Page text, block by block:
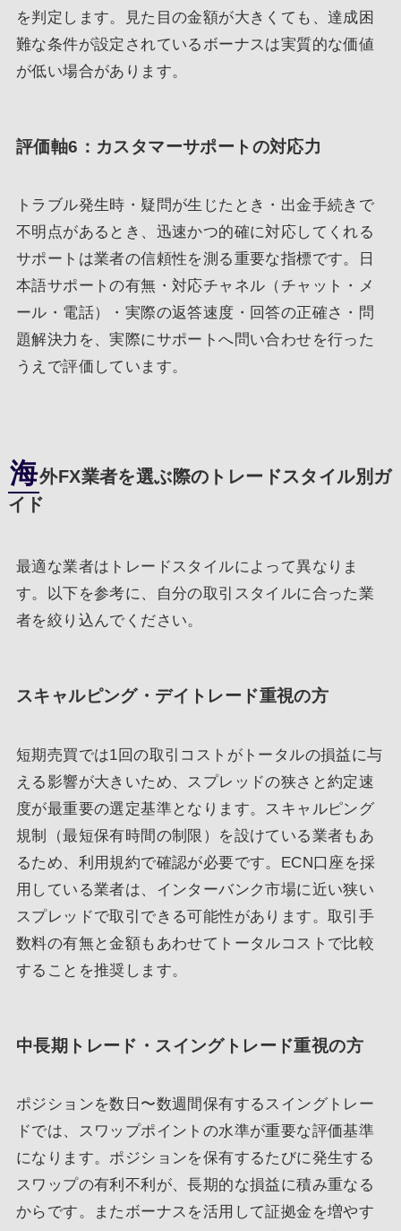
を判定します。見た目の金額が大きくても、達成困
難な条件が設定されているボーナスは実質的な価値
が低い場合があります。
評価軸6：カスタマーサポートの対応力
トラブル発生時・疑問が生じたとき・出金手続きで
不明点があるとき、迅速かつ的確に対応してくれる
サポートは業者の信頼性を測る重要な指標です。日
本語サポートの有無・対応チャネル（チャット・メ
ール・電話）・実際の返答速度・回答の正確さ・問
題解決力を、実際にサポートへ問い合わせを行った
うえで評価しています。
海外FX業者を選ぶ際のトレードスタイル別ガ
イド
最適な業者はトレードスタイルによって異なりま
す。以下を参考に、自分の取引スタイルに合った業
者を絞り込んでください。
スキャルピング・デイトレード重視の方
短期売買では1回の取引コストがトータルの損益に与
える影響が大きいため、スプレッドの狭さと約定速
度が最重要の選定基準となります。スキャルピング
規制（最短保有時間の制限）を設けている業者もあ
るため、利用規約で確認が必要です。ECN口座を採
用している業者は、インターバンク市場に近い狭い
スプレッドで取引できる可能性があります。取引手
数料の有無と金額もあわせてトータルコストで比較
することを推奨します。
中長期トレード・スイングトレード重視の方
ポジションを数日〜数週間保有するスイングトレー
ドでは、スワップポイントの水準が重要な評価基準
になります。ポジションを保有するたびに発生する
スワップの有利不利が、長期的な損益に積み重なる
からです。またボーナスを活用して証拠金を増やす